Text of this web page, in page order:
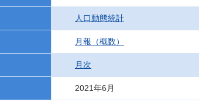
人口動態統計
月報（概数）
月次
2021年6月